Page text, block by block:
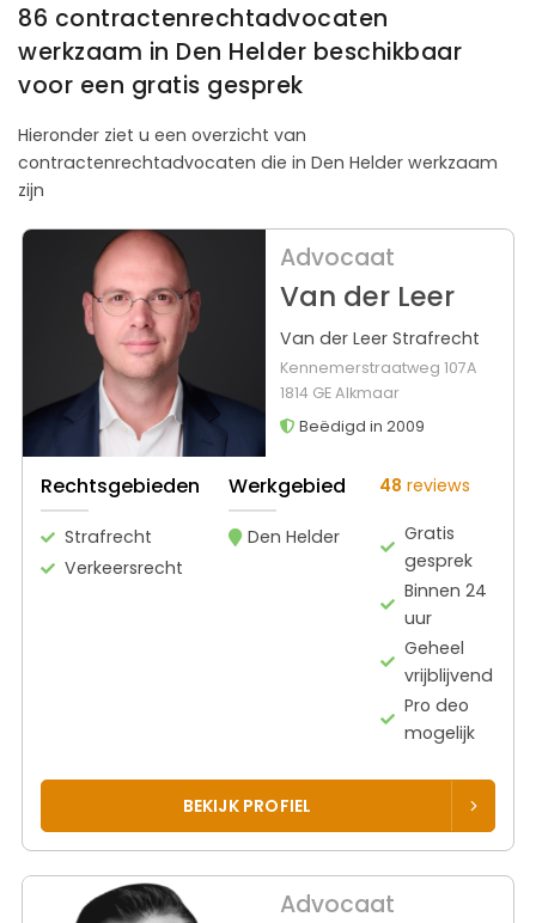
86 contractenrechtadvocaten
werkzaam in Den Helder beschikbaar
voor een gratis gesprek
Hieronder ziet u een overzicht van
contractenrechtadvocaten die in Den Helder werkzaam
zijn
Advocaat
Van der Leer
Van der Leer Strafrecht
Kennemerstraatweg 107A
1814 GE Alkmaar
Beëdigd in 2009
Rechtsgebieden
Strafrecht
Verkeersrecht
Werkgebied
Den Helder
48 reviews
Gratis
gesprek
Binnen 24
uur
Geheel
vrijblijvend
Pro deo
mogelijk
BEKIJK PROFIEL
Advocaat